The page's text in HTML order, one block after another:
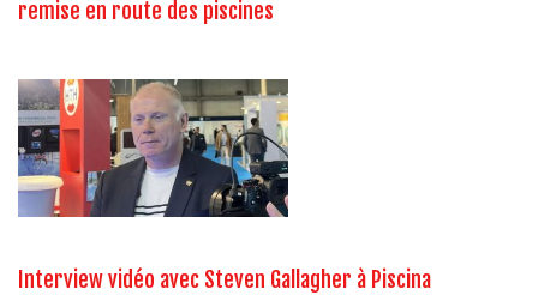
remise en route des piscines
Interview vidéo avec Steven Gallagher à Piscina